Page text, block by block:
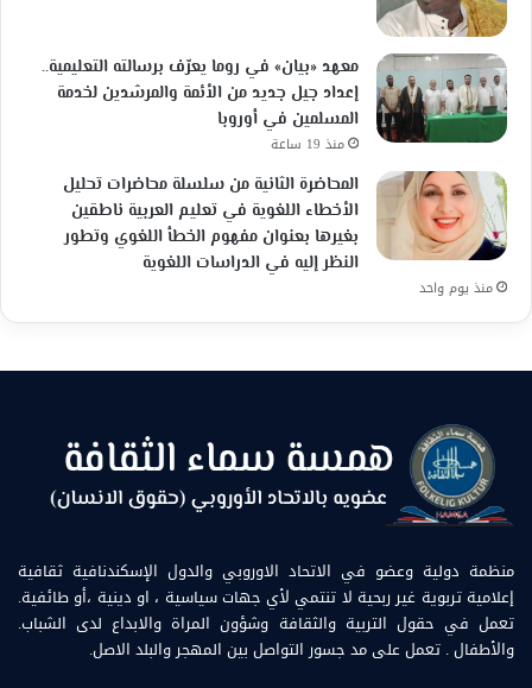
معهد «بيان» في روما يعرّف برسالته التعليمية..
إعداد جيل جديد من الأئمة والمرشدين لخدمة
المسلمين في أوروبا
منذ 19 ساعة
المحاضرة الثانية من سلسلة محاضرات تحليل
الأخطاء اللغوية في تعليم العربية ناطقين
بغيرها بعنوان مفهوم الخطأ اللغوي وتطور
النظر إليه في الدراسات اللغوية
منذ يوم واحد
منظمة دولية وعضو في الاتحاد الاوروبي والدول الإسكندنافية ثقافية
إعلامية تربوية غير ربحية لا تنتمي لأي جهات سياسية ، او دينية ،أو طائفية.
تعمل في حقول التربية والثقافة وشؤون المراة والابداع لدى الشباب.
والأطفال . تعمل على مد جسور التواصل بين المهجر والبلد الاصل.